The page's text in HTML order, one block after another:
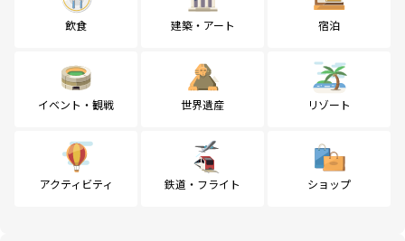
飲食 建築・アート 宿泊
イベント・観戦 世界遺産 リゾート
アクティビティ 鉄道・フライト ショップ